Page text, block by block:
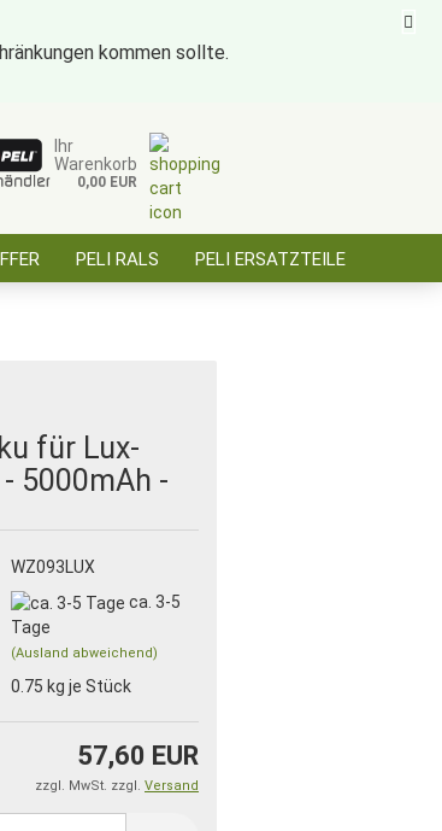
Behörden, BOS
vergessen?
Ihr
Warenkorb
0,00 EUR
kommen sollte.
PELI RALS PELI ERSATZTEILE
für Lux-
5000mAh -
WZ093LUX
ca. 3-5
Tage
(Ausland abweichend)
0.75 kg je Stück
57,60 EUR
zzgl. MwSt. zzgl. Versand